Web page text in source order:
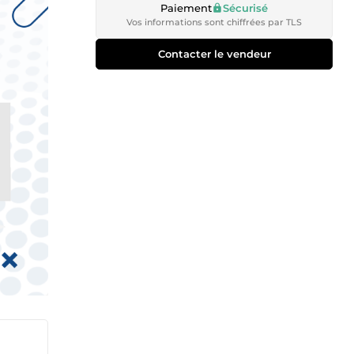
Paiement Sécurisé
Vos informations sont chiffrées par TLS
Contacter le vendeur